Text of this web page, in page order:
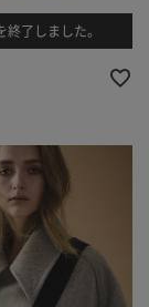
了しました。